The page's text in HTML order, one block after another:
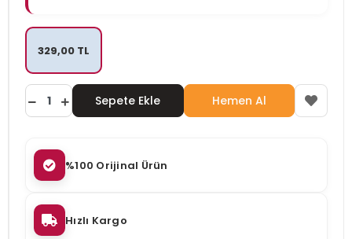
329,00 TL
Sepete Ekle Hemen Al
%100 Orijinal Ürün
Hızlı Kargo